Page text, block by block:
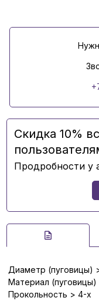
Скидка 10%
Продробности у
Диаметр (пуговицы)
Материал (пуговицы)
Прокольность > 4-х